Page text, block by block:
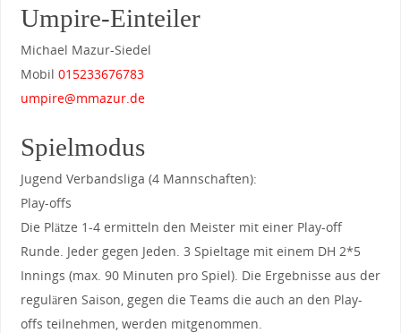
Umpire-Einteiler
Michael Mazur-Siedel
Mobil 015233676783
umpire@mmazur.de
Spielmodus
Jugend Verbandsliga (4 Mannschaften):
Play-offs
Die Plätze 1-4 ermitteln den Meister mit einer Play-off
Runde. Jeder gegen Jeden. 3 Spieltage mit einem DH 2*5
Innings (max. 90 Minuten pro Spiel). Die Ergebnisse aus der
regulären Saison, gegen die Teams die auch an den Play-
offs teilnehmen, werden mitgenommen.